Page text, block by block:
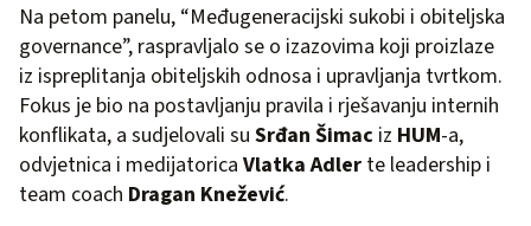
Na petom panelu, “Međugeneracijski sukobi i obiteljska
governance”, raspravljalo se o izazovima koji proizlaze
iz ispreplitanja obiteljskih odnosa i upravljanja tvrtkom.
Fokus je bio na postavljanju pravila i rješavanju internih
konflikata, a sudjelovali su Srđan Šimac iz HUM-a,
odvjetnica i medijatorica Vlatka Adler te leadership i
team coach Dragan Knežević.